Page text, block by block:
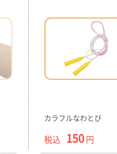
カラフルなわとび
税込 150 円